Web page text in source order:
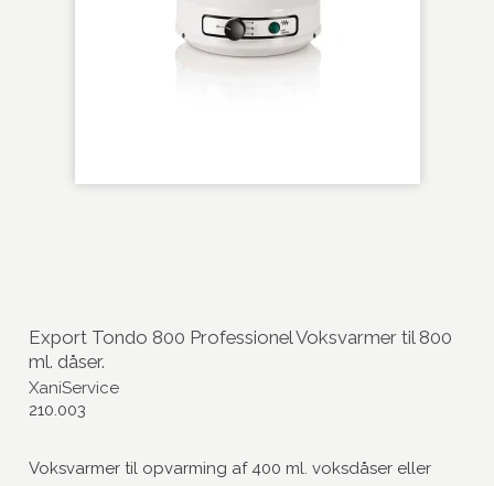
Export Tondo 800 Professionel Voksvarmer til 800
ml. dåser.
XaniService
210.003
Voksvarmer til opvarming af 400 ml. voksdåser eller